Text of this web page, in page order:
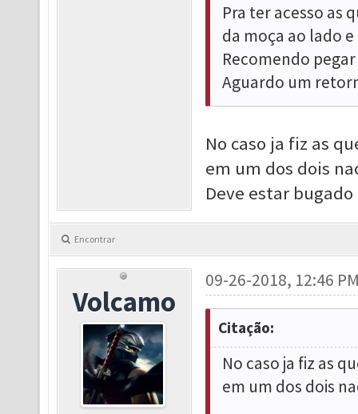
Pra ter acesso as
da moça ao lado
Recomendo
Aguardo um
No caso ja fiz as
em um dos dois
Deve estar
Encontrar
Volcamo
09-26-2018, 12:46
Citação:
No caso ja fiz as
em um dos dois